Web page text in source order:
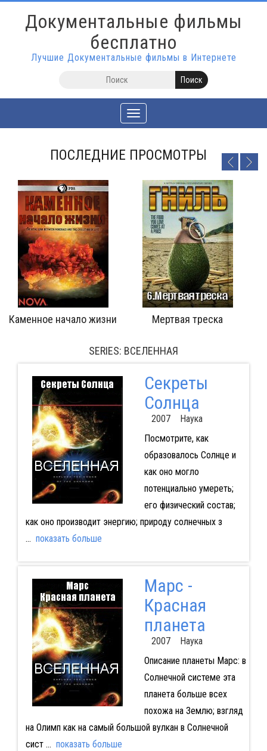
Документальные фильмы
бесплатно
Лучшие Документальные фильмы в Интернете
Toggle
navigation
ПОСЛЕДНИЕ ПРОСМОТРЫ
Протестантизм: Евангелический прорыв
SERIES: ВСЕЛЕННАЯ
Секреты
Солнца
2007 Наука
Посмотрите, как
образовалось Солнце и
как оно могло
потенциально умереть;
его физический состав;
как оно производит энергию; природу солнечных з
... показать больше
Марс -
Красная
планета
2007 Наука
Описание планеты Марс: в
Солнечной системе эта
планета больше всех
похожа на Землю; взгляд
на Олимп как на самый большой вулкан в Солнечной
сист... показать больше